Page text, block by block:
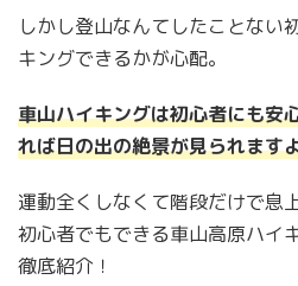
しかし登山なんてしたことない
キングできるかが心配。
車山ハイキングは初心者にも安
れば日の出の絶景が見られます
運動全くしなくて階段だけで息
初心者でもできる車山高原ハイ
徹底紹介！